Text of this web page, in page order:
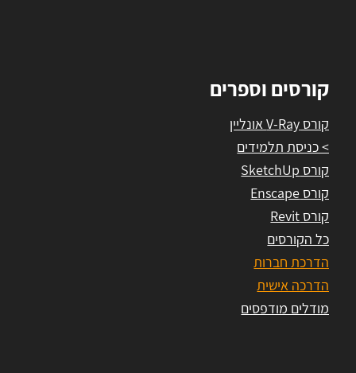
קורסים וספרים
קורס V-Ray אונליין
> כניסת תלמידים
קורס SketchUp
קורס Enscape
קורס Revit
כל הקורסים
הדרכת חברות
הדרכה אישית
מודלים מודפסים